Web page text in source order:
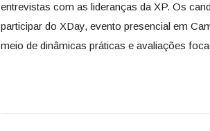
entrevistas com as lideranças da XP. Os
participar do XDay, evento presencial em
meio de dinâmicas práticas e avaliações